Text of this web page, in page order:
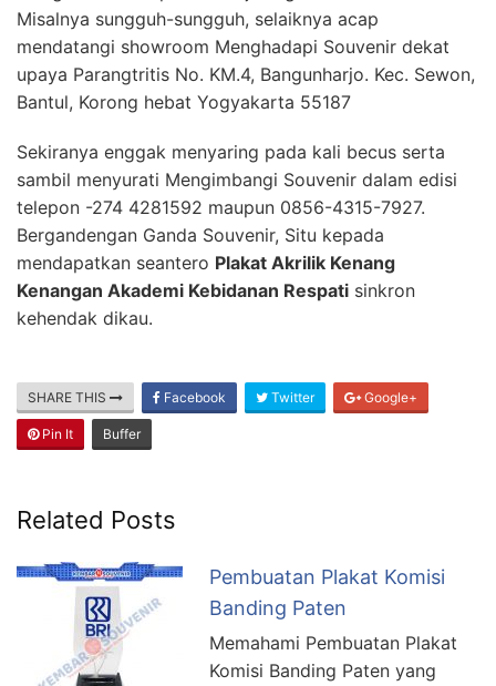
Misalnya sungguh-sungguh, selaiknya acap
mendatangi showroom Menghadapi Souvenir dekat
upaya Parangtritis No. KM.4, Bangunharjo. Kec. Sewon,
Bantul, Korong hebat Yogyakarta 55187
Sekiranya enggak menyaring pada kali becus serta
sambil menyurati Mengimbangi Souvenir dalam edisi
telepon -274 4281592 maupun 0856-4315-7927.
Bergandengan Ganda Souvenir, Situ kepada
mendapatkan seantero Plakat Akrilik Kenang
Kenangan Akademi Kebidanan Respati sinkron
kehendak dikau.
SHARE THIS Facebook Twitter Google+
Pin It Buffer
Related Posts
Pembuatan Plakat Komisi
Banding Paten
Memahami Pembuatan Plakat
Komisi Banding Paten yang